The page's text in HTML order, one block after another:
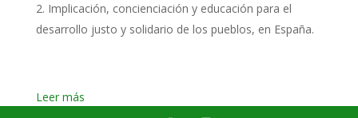
Implicación, concienciación y educación para el
desarrollo justo y solidario de los pueblos, en España.
Leer más